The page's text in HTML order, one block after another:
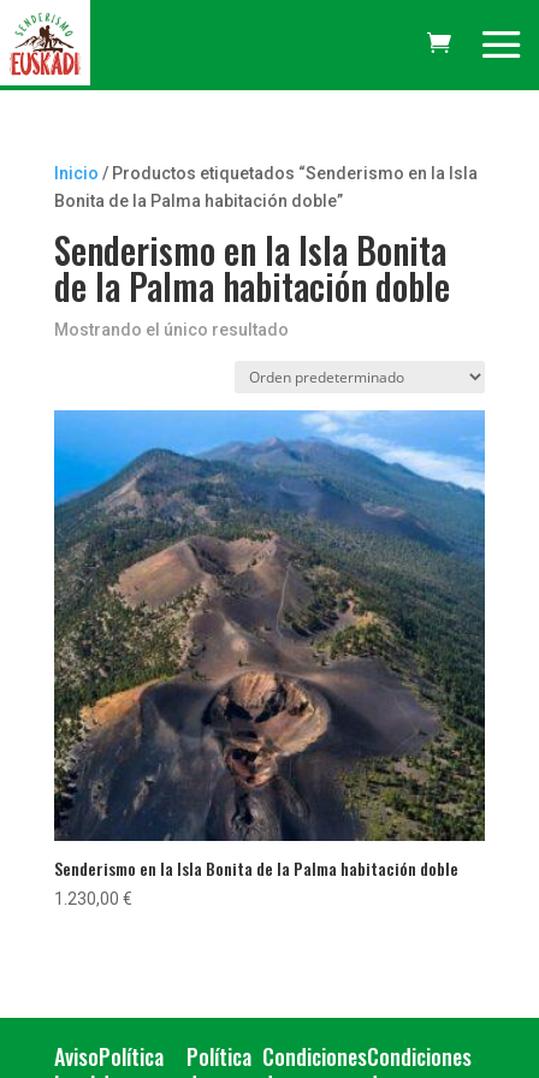
Inicio / Productos etiquetados “Senderismo en la Isla
Bonita de la Palma habitación doble”
Senderismo en la Isla Bonita
de la Palma habitación doble
Mostrando el único resultado
Senderismo en la Isla Bonita de la Palma habitación doble
1.230,00 €
AvisoPolítica
Política CondicionesCondiciones